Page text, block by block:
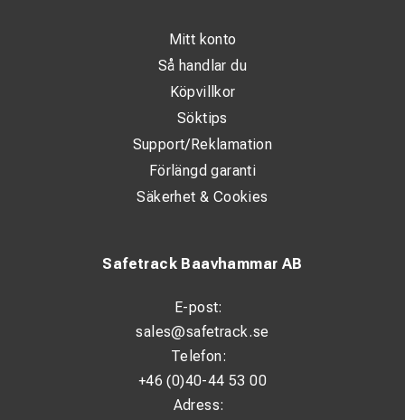
Safetrack Baavhammar AB
E-post:
sales@safetrack.se
Telefon:
+46 (0)40-44 53 00
Adress:
Mitt konto
Så handlar du
Köpvillkor
Söktips
Support/Reklamation
Förlängd garanti
Säkerhet & Cookies